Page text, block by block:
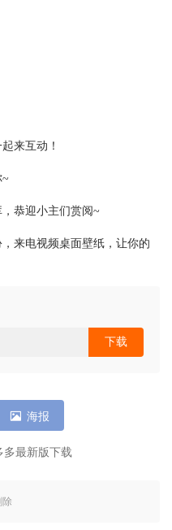
来互动！
恭迎小主们赏阅~
来电视频桌面壁纸，让你的
下载
海报
多最新版下载